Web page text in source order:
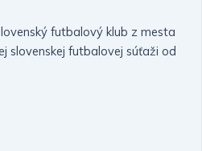
futbalový klub z mesta
slovenskej futbalovej súťaži od